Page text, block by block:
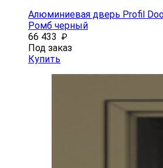
Алюминиевая дверь Profil
Ромб черный
66 433 ₽
Под заказ
Купить